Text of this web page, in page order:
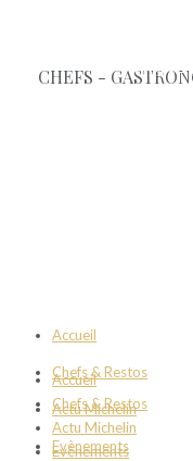
Accueil
Chefs & Restos
Actu Michelin
Evènements
Accueil
Chefs & Restos
Actu Michelin
Evènements